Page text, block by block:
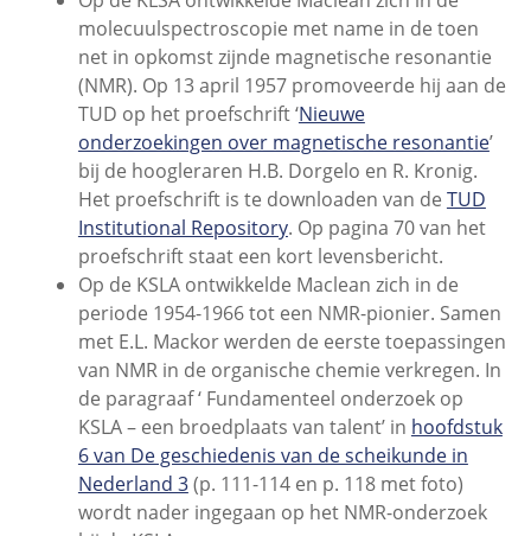
molecuulspectroscopie met name in de toen
net in opkomst zijnde magnetische resonantie
(NMR). Op 13 april 1957 promoveerde hij aan de
TUD op het proefschrift ‘Nieuwe
onderzoekingen over magnetische resonantie’
bij de hoogleraren H.B. Dorgelo en R. Kronig.
Het proefschrift is te downloaden van de TUD
Institutional Repository. Op pagina 70 van het
proefschrift staat een kort levensbericht.
Op de KSLA ontwikkelde Maclean zich in de
periode 1954-1966 tot een NMR-pionier. Samen
met E.L. Mackor werden de eerste toepassingen
van NMR in de organische chemie verkregen. In
de paragraaf ‘ Fundamenteel onderzoek op
KSLA – een broedplaats van talent’ in hoofdstuk
6 van De geschiedenis van de scheikunde in
Nederland 3(p. 111-114 en p. 118 met foto)
wordt nader ingegaan op het NMR-onderzoek